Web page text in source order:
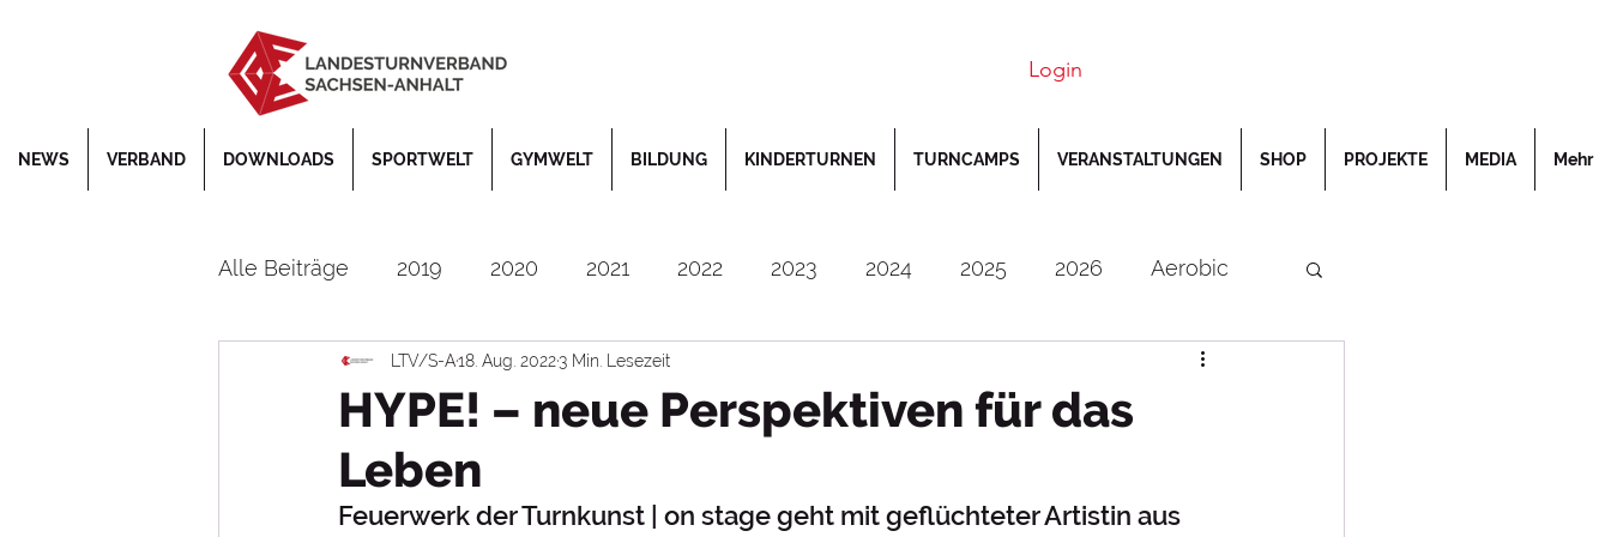
Login
NEWS VERBAND DOWNLOADS SPORTWELT GYMWELT BILDUNG KINDERTURNEN TURNCAMPS VERANSTALTUNGEN SHOP PROJEKTE MEDIA Mehr
Alle Beiträge 2019 2020 2021 2022 2023 2024 2025 2026 Aerobic
Bildung Corona Deutsche Jugendmeisterschaften
EM Faustball
HYPE! – neue Perspektiven für das
Leben
LTV/S-A18. Aug. 20223 Min. Lesezeit
Feuerwerk der Turnkunst | on stage geht mit geflüchteter Artistin aus